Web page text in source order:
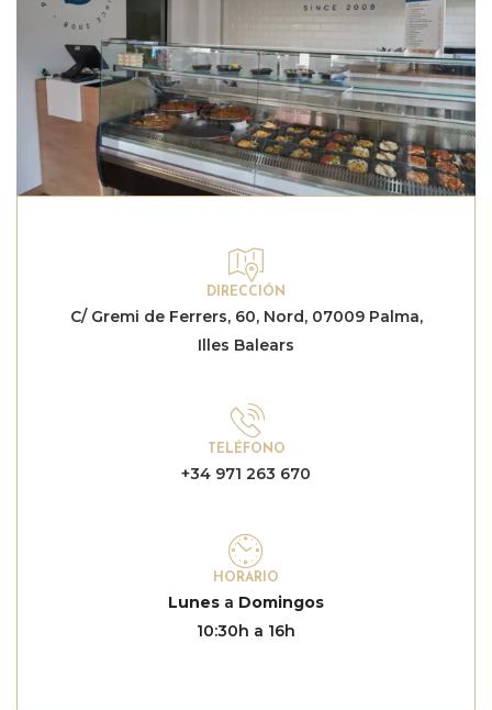
DIRECCIÓN
C/ Gremi de Ferrers, 60, Nord, 07009 Palma,
Illes Balears
TELÉFONO
+34 971 263 670
HORARIO
Lunes a Domingos
10:30h a 16h